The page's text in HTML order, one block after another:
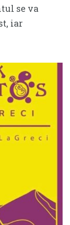
se va
iar